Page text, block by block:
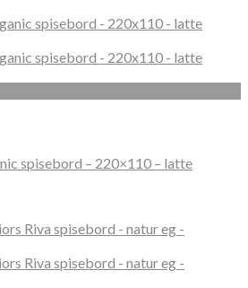
spisebord – 220×110 – latte